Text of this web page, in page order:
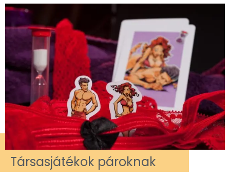
Társasjátékok pároknak